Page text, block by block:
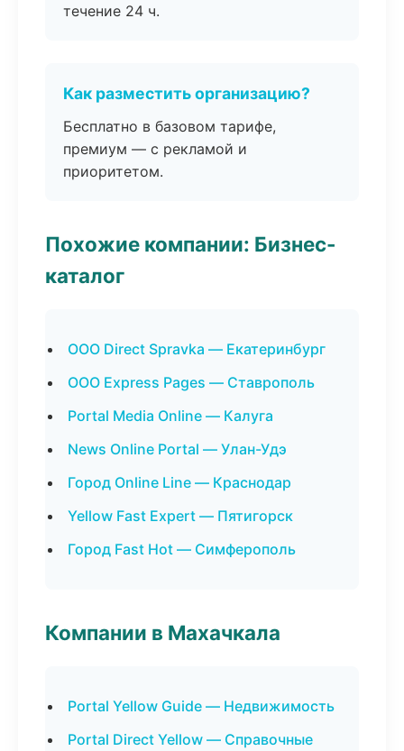
течение 24 ч.
Как разместить организацию?
Бесплатно в базовом тарифе,
премиум — с рекламой и
приоритетом.
Похожие компании: Бизнес-
каталог
ООО Direct Spravka — Екатеринбург
ООО Express Pages — Ставрополь
Portal Media Online — Калуга
News Online Portal — Улан-Удэ
Город Online Line — Краснодар
Yellow Fast Expert — Пятигорск
Город Fast Hot — Симферополь
Компании в Махачкала
Portal Yellow Guide — Недвижимость
Portal Direct Yellow — Справочные